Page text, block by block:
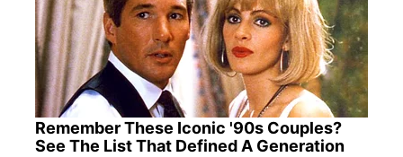
Remember These Iconic '90s Couples?
See The List That Defined A Generation